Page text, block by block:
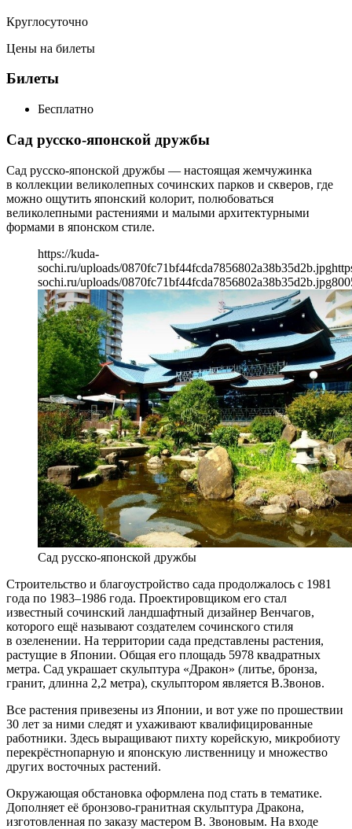
Круглосуточно
Цены на билеты
Билеты
Бесплатно
Сад русско-японской дружбы
Сад русско-японской дружбы — настоящая жемчужинка
в коллекции великолепных сочинских парков и скверов, где
можно ощутить японский колорит, полюбоваться
великолепными растениями и малыми архитектурными
формами в японском стиле.
https://kuda-
sochi.ru/uploads/0870fc71bf44fcda7856802a38b35d2b.jpg
sochi.ru/uploads/0870fc71bf44fcda7856802a38b35d2b.jpg800
Сад русско-японской дружбы
Строительство и благоустройство сада продолжалось с 1981
года по 1983–1986 года. Проектировщиком его стал
известный сочинский ландшафтный дизайнер Венчагов,
которого ещё называют создателем сочинского стиля
в озеленении. На территории сада представлены растения,
растущие в Японии. Общая его площадь 5978 квадратных
метра. Сад украшает скульптура «Дракон» (литье, бронза,
гранит, длинна 2,2 метра), скульптором является В.Звонов.
Все растения привезены из Японии, и вот уже по прошествии
30 лет за ними следят и ухаживают квалифицированные
работники. Здесь выращивают пихту корейскую, микробиоту
перекрёстнопарную и японскую лиственницу и множество
других восточных растений.
Окружающая обстановка оформлена под стать в тематике.
Дополняет её бронзово-гранитная скульптура Дракона,
изготовленная по заказу мастером В. Звоновым. На входе